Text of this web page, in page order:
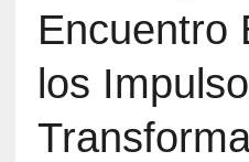
Encuentro
los